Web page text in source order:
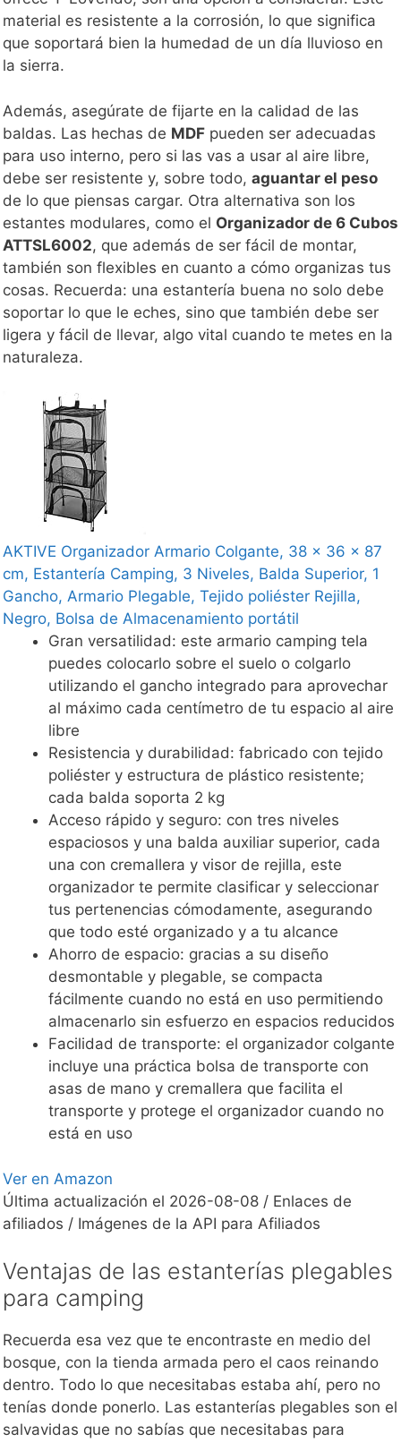
material es resistente a la corrosión, lo que significa
que soportará bien la humedad de un día lluvioso en
la sierra.
Además, asegúrate de fijarte en la calidad de las
baldas. Las hechas de MDF pueden ser adecuadas
para uso interno, pero si las vas a usar al aire libre,
debe ser resistente y, sobre todo, aguantar el peso
de lo que piensas cargar. Otra alternativa son los
estantes modulares, como el Organizador de 6 Cubos
ATTSL6002, que además de ser fácil de montar,
también son flexibles en cuanto a cómo organizas tus
cosas. Recuerda: una estantería buena no solo debe
soportar lo que le eches, sino que también debe ser
ligera y fácil de llevar, algo vital cuando te metes en la
naturaleza.
AKTIVE Organizador Armario Colgante, 38 x 36 x 87
cm, Estantería Camping, 3 Niveles, Balda Superior, 1
Gancho, Armario Plegable, Tejido poliéster Rejilla,
Negro, Bolsa de Almacenamiento portátil
Gran versatilidad: este armario camping tela
puedes colocarlo sobre el suelo o colgarlo
utilizando el gancho integrado para aprovechar
al máximo cada centímetro de tu espacio al aire
libre
Resistencia y durabilidad: fabricado con tejido
poliéster y estructura de plástico resistente;
cada balda soporta 2 kg
Acceso rápido y seguro: con tres niveles
espaciosos y una balda auxiliar superior, cada
una con cremallera y visor de rejilla, este
organizador te permite clasificar y seleccionar
tus pertenencias cómodamente, asegurando
que todo esté organizado y a tu alcance
Ahorro de espacio: gracias a su diseño
desmontable y plegable, se compacta
fácilmente cuando no está en uso permitiendo
almacenarlo sin esfuerzo en espacios reducidos
Facilidad de transporte: el organizador colgante
incluye una práctica bolsa de transporte con
asas de mano y cremallera que facilita el
transporte y protege el organizador cuando no
está en uso
Ver en Amazon
Última actualización el 2026-08-08 / Enlaces de
afiliados / Imágenes de la API para Afiliados
Ventajas de las estanterías plegables
para camping
Recuerda esa vez que te encontraste en medio del
bosque, con la tienda armada pero el caos reinando
dentro. Todo lo que necesitabas estaba ahí, pero no
tenías donde ponerlo. Las estanterías plegables son el
salvavidas que no sabías que necesitabas para